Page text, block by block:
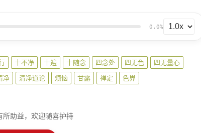
0.0%
十不净 十遍 十随念 四念处 四无色
四无量心
净 清净道论 烦恼 甘露 禅定 色界
所助益，欢迎随喜护持